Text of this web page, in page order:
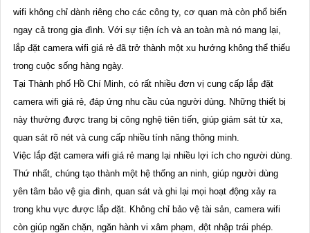
wifi không chỉ dành riêng cho các công ty, cơ quan mà còn phổ biến
ngay cả trong gia đình. Với sự tiện ích và an toàn mà nó mang lại,
lắp đặt camera wifi giá rẻ đã trở thành một xu hướng không thể thiếu
trong cuộc sống hàng ngày.
Tại Thành phố Hồ Chí Minh, có rất nhiều đơn vị cung cấp lắp đặt
camera wifi giá rẻ, đáp ứng nhu cầu của người dùng. Những thiết bị
này thường được trang bị công nghệ tiên tiến, giúp giám sát từ xa,
quan sát rõ nét và cung cấp nhiều tính năng thông minh.
Việc lắp đặt camera wifi giá rẻ mang lại nhiều lợi ích cho người dùng.
Thứ nhất, chúng tạo thành một hệ thống an ninh, giúp người dùng
yên tâm bảo vệ gia đình, quan sát và ghi lại mọi hoạt động xảy ra
trong khu vực được lắp đặt. Không chỉ bảo vệ tài sản, camera wifi
còn giúp ngăn chặn, ngăn hành vi xâm phạm, đột nhập trái phép.